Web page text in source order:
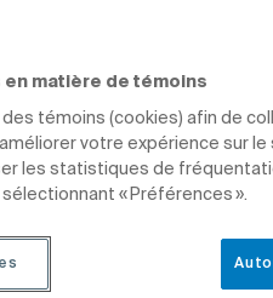
matière de témoins
des témoins (cookies) afin de
votre expérience sur
les statistiques de
« Préférences ».